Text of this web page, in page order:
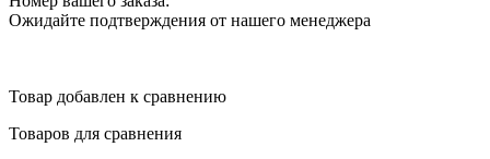
Ожидайте подтверждения от нашего менеджера
Товар добавлен к сравнению
Товаров для сравнения